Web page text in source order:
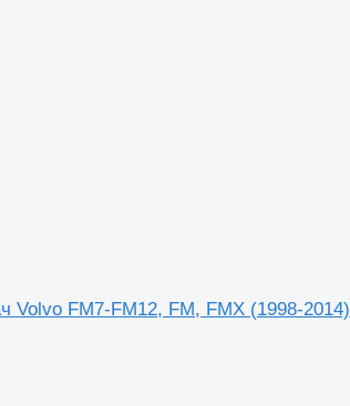
Volvo FM7-FM12, FM, FMX (1998-2014)